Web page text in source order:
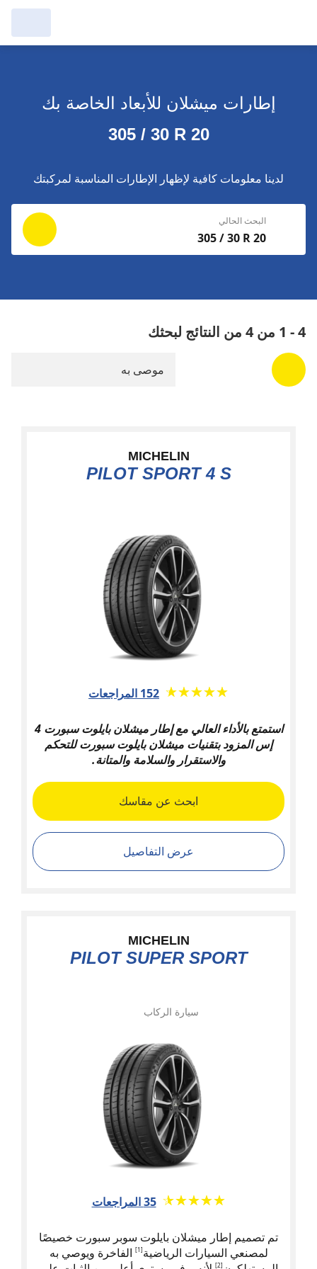
إجراء بحث جديد
إجراء بحث جديد
إطارات ميشلان للأبعاد الخاصة بك
305 / 30 R 20
لدينا معلومات كافية لإظهار الإطارات المناسبة لمركبتك
البحث الحالي
305 / 30 R 20
4 - 1 من 4 من النتائج لبحثك
موصى به
MICHELIN
PILOT SPORT 4 S
★★★★★
☆☆☆☆☆ 152 المراجعات
استمتع بالأداء العالي مع إطار ميشلان بايلوت سبورت 4
إس المزود بتقنيات ميشلان بايلوت سبورت للتحكم
والاستقرار والسلامة والمتانة.
ابحث عن مقاسك
عرض التفاصيل
MICHELIN
PILOT SUPER SPORT
سيارة الركاب
★★★★★
☆☆☆☆☆ 35 المراجعات
تم تصميم إطار ميشلان بايلوت سوبر سبورت خصيصًا
لمصنعي السيارات الرياضية[1]
الفاخرة ويوصي به
[2]